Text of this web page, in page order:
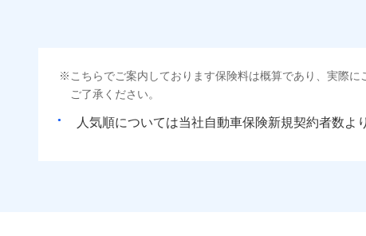
こちらでご案内しております保険料は概算であり、実際
ご了承ください。
人気順については当社 新規契約者数よ